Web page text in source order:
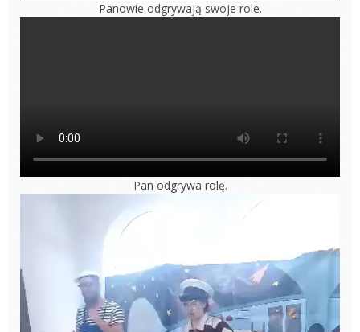
Panowie odgrywają swoje role.
Pan odgrywa rolę.